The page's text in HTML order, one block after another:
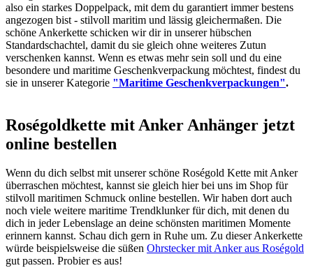
also ein starkes Doppelpack, mit dem du garantiert immer bestens
angezogen bist - stilvoll maritim und lässig gleichermaßen. Die
schöne Ankerkette schicken wir dir in unserer hübschen
Standardschachtel, damit du sie gleich ohne weiteres Zutun
verschenken kannst. Wenn es etwas mehr sein soll und du eine
besondere und maritime Geschenkverpackung möchtest, findest du
sie in unserer Kategorie "Maritime Geschenkverpackungen".
Roségoldkette mit Anker Anhänger jetzt
online bestellen
Wenn du dich selbst mit unserer schöne Roségold Kette mit Anker
überraschen möchtest, kannst sie gleich hier bei uns im Shop für
stilvoll maritimen Schmuck online bestellen. Wir haben dort auch
noch viele weitere maritime Trendklunker für dich, mit denen du
dich in jeder Lebenslage an deine schönsten maritimen Momente
erinnern kannst. Schau dich gern in Ruhe um. Zu dieser Ankerkette
würde beispielsweise die süßen Ohrstecker mit Anker aus Roségold
gut passen. Probier es aus!